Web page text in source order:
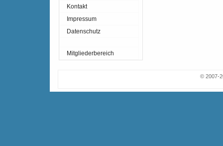
Kontakt
Impressum
Datenschutz
Mitgliederbereich
© 2007-